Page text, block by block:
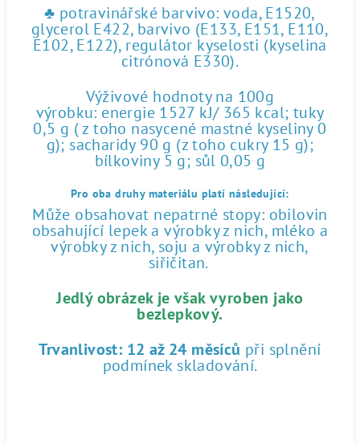
♣ potravinářské barvivo: voda, E1520,
glycerol E422, barvivo (E133, E151, E110,
E102, E122), regulátor kyselosti (kyselina
citrónová E330).
Výživové hodnoty na 100g
výrobku: energie 1527 kJ/ 365 kcal; tuky
0,5 g ( z toho nasycené mastné kyseliny 0
g); sacharidy 90 g (z toho cukry 15 g);
bílkoviny 5 g; sůl 0,05 g
Pro oba druhy materiálu platí následující:
Může obsahovat nepatrné stopy: obilovin
obsahující lepek a výrobky z nich, mléko a
výrobky z nich, soju a výrobky z nich,
siřičitan.
Jedlý obrázek je však vyroben jako
bezlepkový.
Trvanlivost: 12 až 24 měsíců při splnění
podmínek skladování.